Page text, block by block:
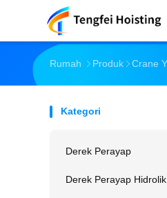
Rumah Produk Crane
Kategori
Derek Perayap
Derek Perayap Hidrolik